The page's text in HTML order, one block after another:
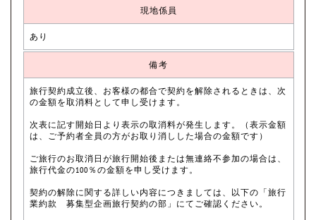
現地係員
あり
備考
旅行契約成立後、お客様の都合で契約を解除されるときは、次
の金額を取消料として申し受けます。
次表に記す開始日より表示の取消料が発生します。（表示金額
は、ご予約者全員の方がお取り消しした場合の金額です）
ご旅行のお取消日が旅行開始後または無連絡不参加の場合は、
旅行代金の100％の金額を申し受けます。
契約の解除に関する詳しい内容につきましては、以下の「旅行
業約款 募集型企画旅行契約の部」にてご確認ください。